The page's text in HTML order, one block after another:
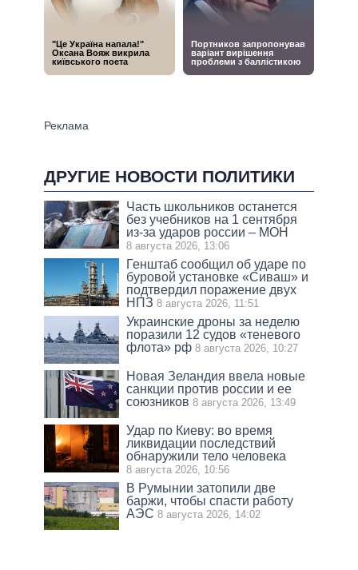
ДРУГИЕ НОВОСТИ ПОЛИТИКИ
Часть школьников останется
без учебников на 1 сентября
из-за ударов россии – МОН
8 августа 2026, 13:06
Генштаб сообщил об ударе по
буровой установке «Сиваш» и
подтвердил поражение двух
НПЗ 8 августа 2026, 11:51
Украинские дроны за неделю
поразили 12 судов «теневого
флота» рф 8 августа 2026, 10:27
Новая Зеландия ввела новые
санкции против россии и ее
союзников 8 августа 2026, 13:49
Удар по Киеву: во время
ликвидации последствий
обнаружили тело человека
8 августа 2026, 10:56
В Румынии затопили две
баржи, чтобы спасти работу
АЭС 8 августа 2026, 14:02